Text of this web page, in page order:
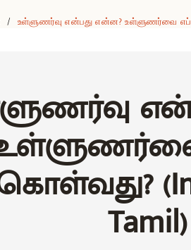
/ உள்ளுணர்வு என்பது என்ன? உள்ளுணர்வை
Tamil)